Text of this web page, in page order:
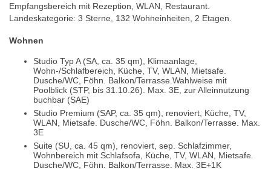
Empfangsbereich mit Rezeption, WLAN, Restaurant.
Landeskategorie: 3 Sterne, 132 Wohneinheiten, 2 Etagen.
Wohnen
Studio Typ A (SA, ca. 35 qm), Klimaanlage,
Wohn-/Schlafbereich, Küche, TV, WLAN, Mietsafe.
Dusche/WC, Föhn. Balkon/Terrasse.Wahlweise mit
Poolblick (STP, bis 31.10.26). Max. 3E, zur Alleinnutzung
buchbar (SAE)
Studio Premium (SAP, ca. 35 qm), renoviert, Küche, TV,
WLAN, Mietsafe. Dusche/WC, Föhn. Balkon/Terrasse. Max.
3E
Suite (SU, ca. 45 qm), renoviert, sep. Schlafzimmer,
Wohnbereich mit Schlafsofa, Küche, TV, WLAN, Mietsafe.
Dusche/WC, Föhn. Balkon/Terrasse. Max. 3E+1K